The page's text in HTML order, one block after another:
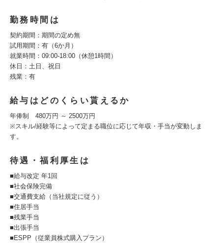
勤務時間は
契約期間：期間の定め無
試用期間：有（6か月）
就業時間：09:00-18:00（休憩1時間）
休日：土日、祝日
残業：有
給与はどのくらい貰えるか
年俸制 480万円 ～ 2500万円
※スキル/経験等によって定まる職位に応じて年収・手当が変動しま
す。
待遇・福利厚生は
■給与改定 年1回
■社会保険完備
■交通費支給（当社規定に従う）
■住居手当
■残業手当
■出張手当
■ESPP（従業員株式購入プラン）